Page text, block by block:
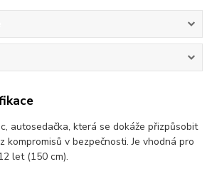
autosedačka, která se dokáže přizpůsobit
kompromisů v bezpečnosti. Je vhodná pro
let (150 cm).